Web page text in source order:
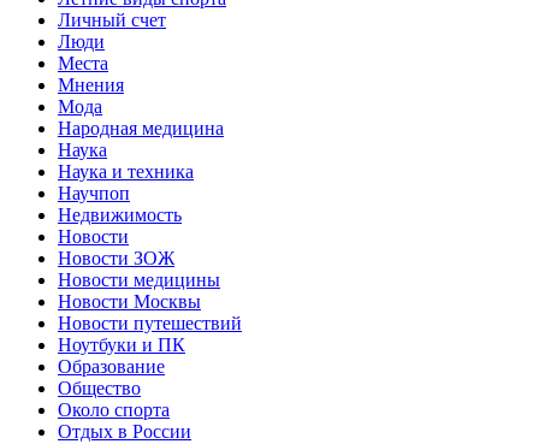
Личный счет
Люди
Места
Мнения
Мода
Народная медицина
Наука
Наука и техника
Научпоп
Недвижимость
Новости
Новости ЗОЖ
Новости медицины
Новости Москвы
Новости путешествий
Ноутбуки и ПК
Образование
Общество
Около спорта
Отдых в России